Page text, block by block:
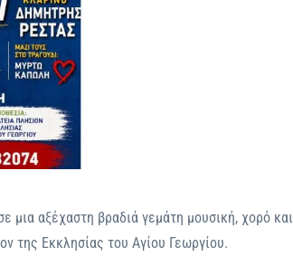
μια αξέχαστη βραδιά γεμάτη μουσική, χορό και
της Εκκλησίας του Αγίου Γεωργίου.